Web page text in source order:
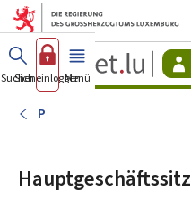
ZumZum
Suchen
Sich einloggen
Menü Haupt-
P
Hauptgeschäftssitz